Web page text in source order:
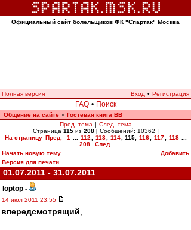
Официальный сайт болельщиков ФК "Спартак" Москва
Полная версия Вход • Регистрация
FAQ • Поиск
Общение на сайте » Гостевая книга ВВ
Пред. тема | След. тема
Страница 115из 208[ Сообщений: 10362 ]
На страницу Пред. 1 112 113 114 115 116 117 118
208
След.
Начать новую тему
Добавить
Версия для печати
01.07.2011 - 31.07.2011
loptop -
14 июл 2011 23:55
впередсмотрящий